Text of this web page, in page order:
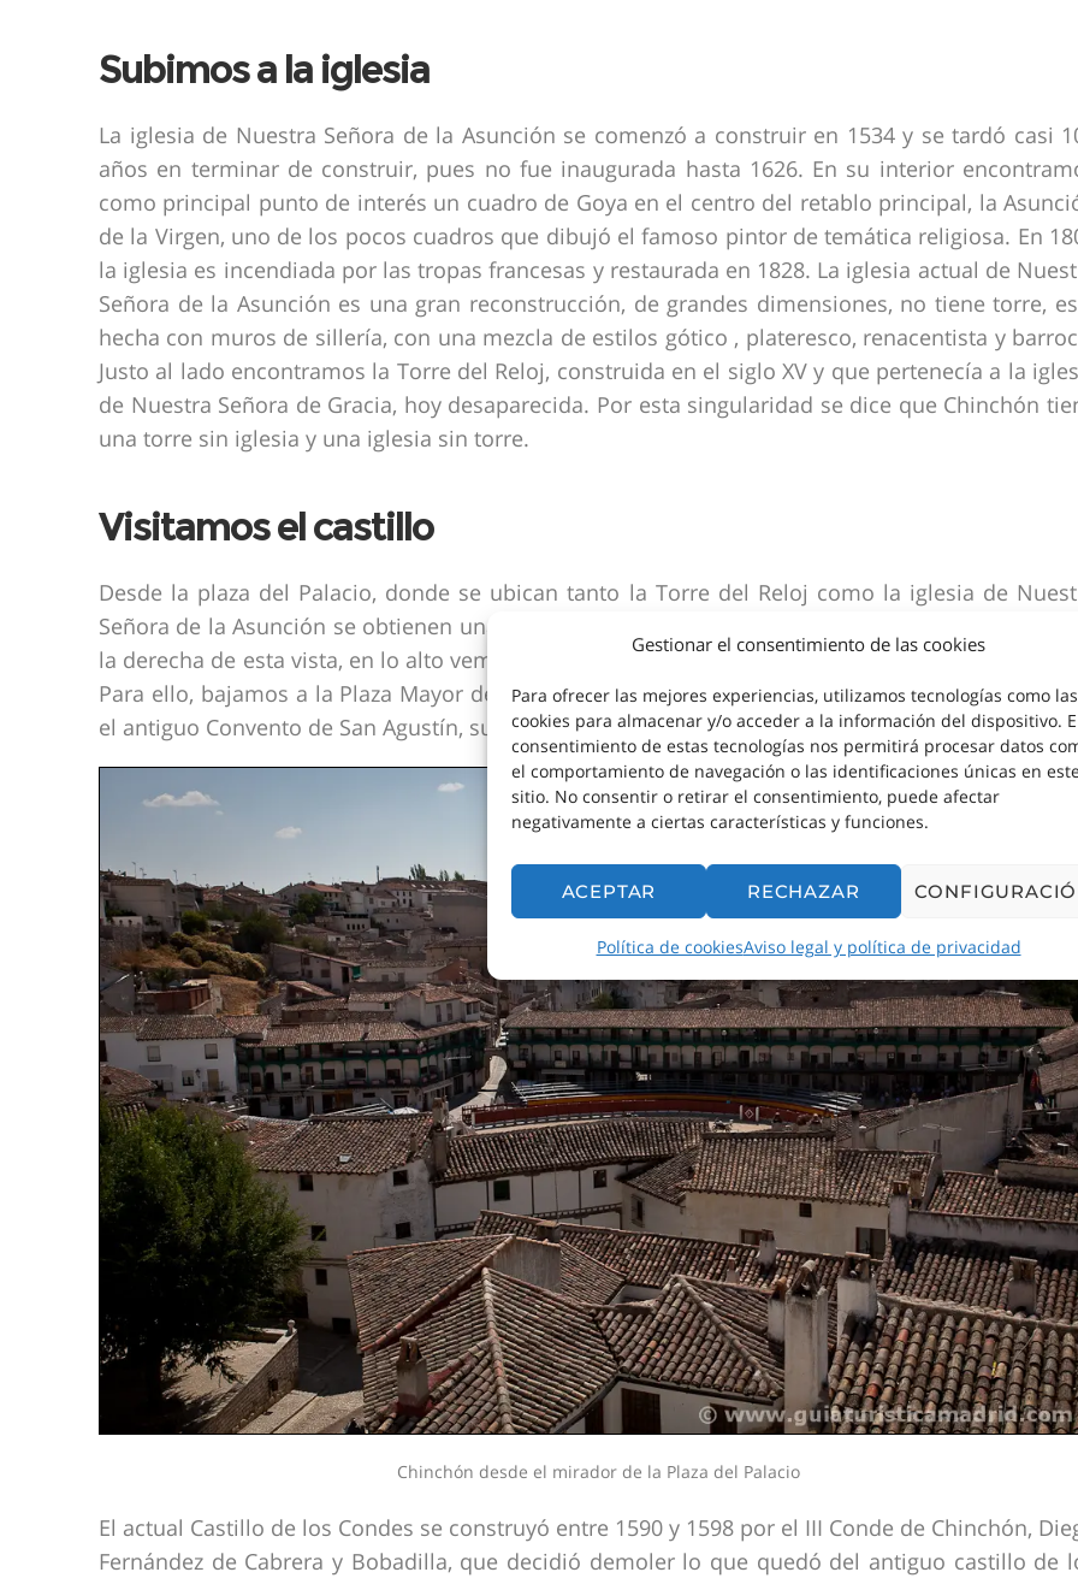
Gestionar el consentimiento de las cookies
Para ofrecer las mejores experiencias, utilizamos tecnologías como las
cookies para almacenar y/o acceder a la información del dispositivo.
consentimiento de estas tecnologías nos permitirá procesar datos
el comportamiento de navegación o las identificaciones únicas en
sitio. No consentir o retirar el consentimiento, puede afectar
negativamente a ciertas características y funciones.
ACEPTAR RECHAZAR
Política de cookiesAviso legal y política de privacidad
Subimos a la iglesia
La iglesia de Nuestra Señora de la Asunción se comenzó a construir en 1534 y se tardó casi
años en terminar de construir, pues no fue inaugurada hasta 1626. En su interior
como principal punto de interés un cuadro de Goya en el centro del retablo principal, la
de la Virgen, uno de los pocos cuadros que dibujó el famoso pintor de temática religiosa. En
la iglesia es incendiada por las tropas francesas y restaurada en 1828. La iglesia actual de
Señora de la Asunción es una gran reconstrucción, de grandes dimensiones, no tiene torre,
hecha con muros de sillería, con una mezcla de estilos gótico , plateresco, renacentista y
Justo al lado encontramos la Torre del Reloj, construida en el siglo XV y que pertenecía a la
de Nuestra Señora de Gracia, hoy desaparecida. Por esta singularidad se dice que Chinchón
una torre sin iglesia y una iglesia sin torre.
Visitamos el castillo
Desde la plaza del Palacio, donde se ubican tanto la Torre del Reloj como la iglesia de
Señora de la Asunción se obtienen unas excelentes vistas de Chinchón y toda su comarca.
la derecha de esta vista, en lo alto vemos nuestro último punto de visita, el Castillo de los
Para ello, bajamos a la Plaza Mayor de nuevo y saliendo por el actual parador, que se enclava
el antiguo Convento de San Agustín, subimos la cuesta que nos lleva al castillo.
Chinchón desde el mirador de la Plaza del Palacio
El actual Castillo de los Condes se construyó entre 1590 y 1598 por el III Conde de Chinchón,
Fernández de Cabrera y Bobadilla, que decidió demoler lo que quedó del antiguo castillo de